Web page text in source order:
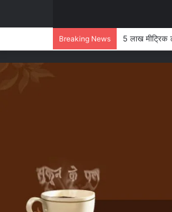
Breaking News 5 लाख मीट्रिक